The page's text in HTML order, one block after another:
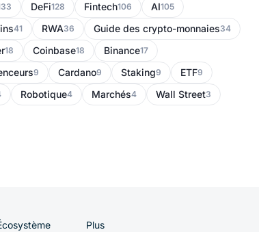
DeFi128 Fintech106 AI105
41 RWA36 Guide des crypto-monnaies34
18 Coinbase18 Binance17
9 Cardano9 Staking9 ETF9
Robotique4 Marchés4 Wall Street3
Plus